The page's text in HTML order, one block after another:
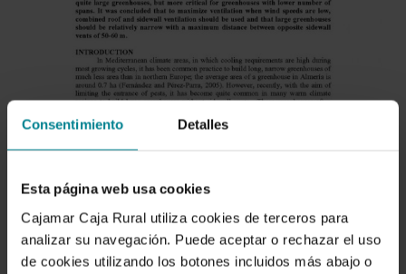
Consentimiento Detalles
Esta página web usa cookies
Cajamar Caja Rural utiliza cookies de terceros para
analizar su navegación. Puede aceptar o rechazar el uso
de cookies utilizando los botones incluidos más abajo o